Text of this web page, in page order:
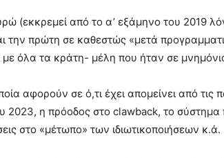
(εκκρεμεί από το α’ εξάμηνο του 2019
την πρώτη σε καθεστώς «μετά
με όλα τα κράτη- μέλη που ήταν σε
αφορούν σε ό,τι έχει απομείνει από τις
2023, η πρόοδος στο clawback, το
στο «μέτωπο» των ιδιωτικοποιήσεων κ.ά.